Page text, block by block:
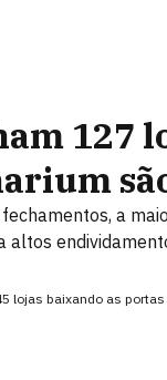
127
a
altos
lojas baixando as